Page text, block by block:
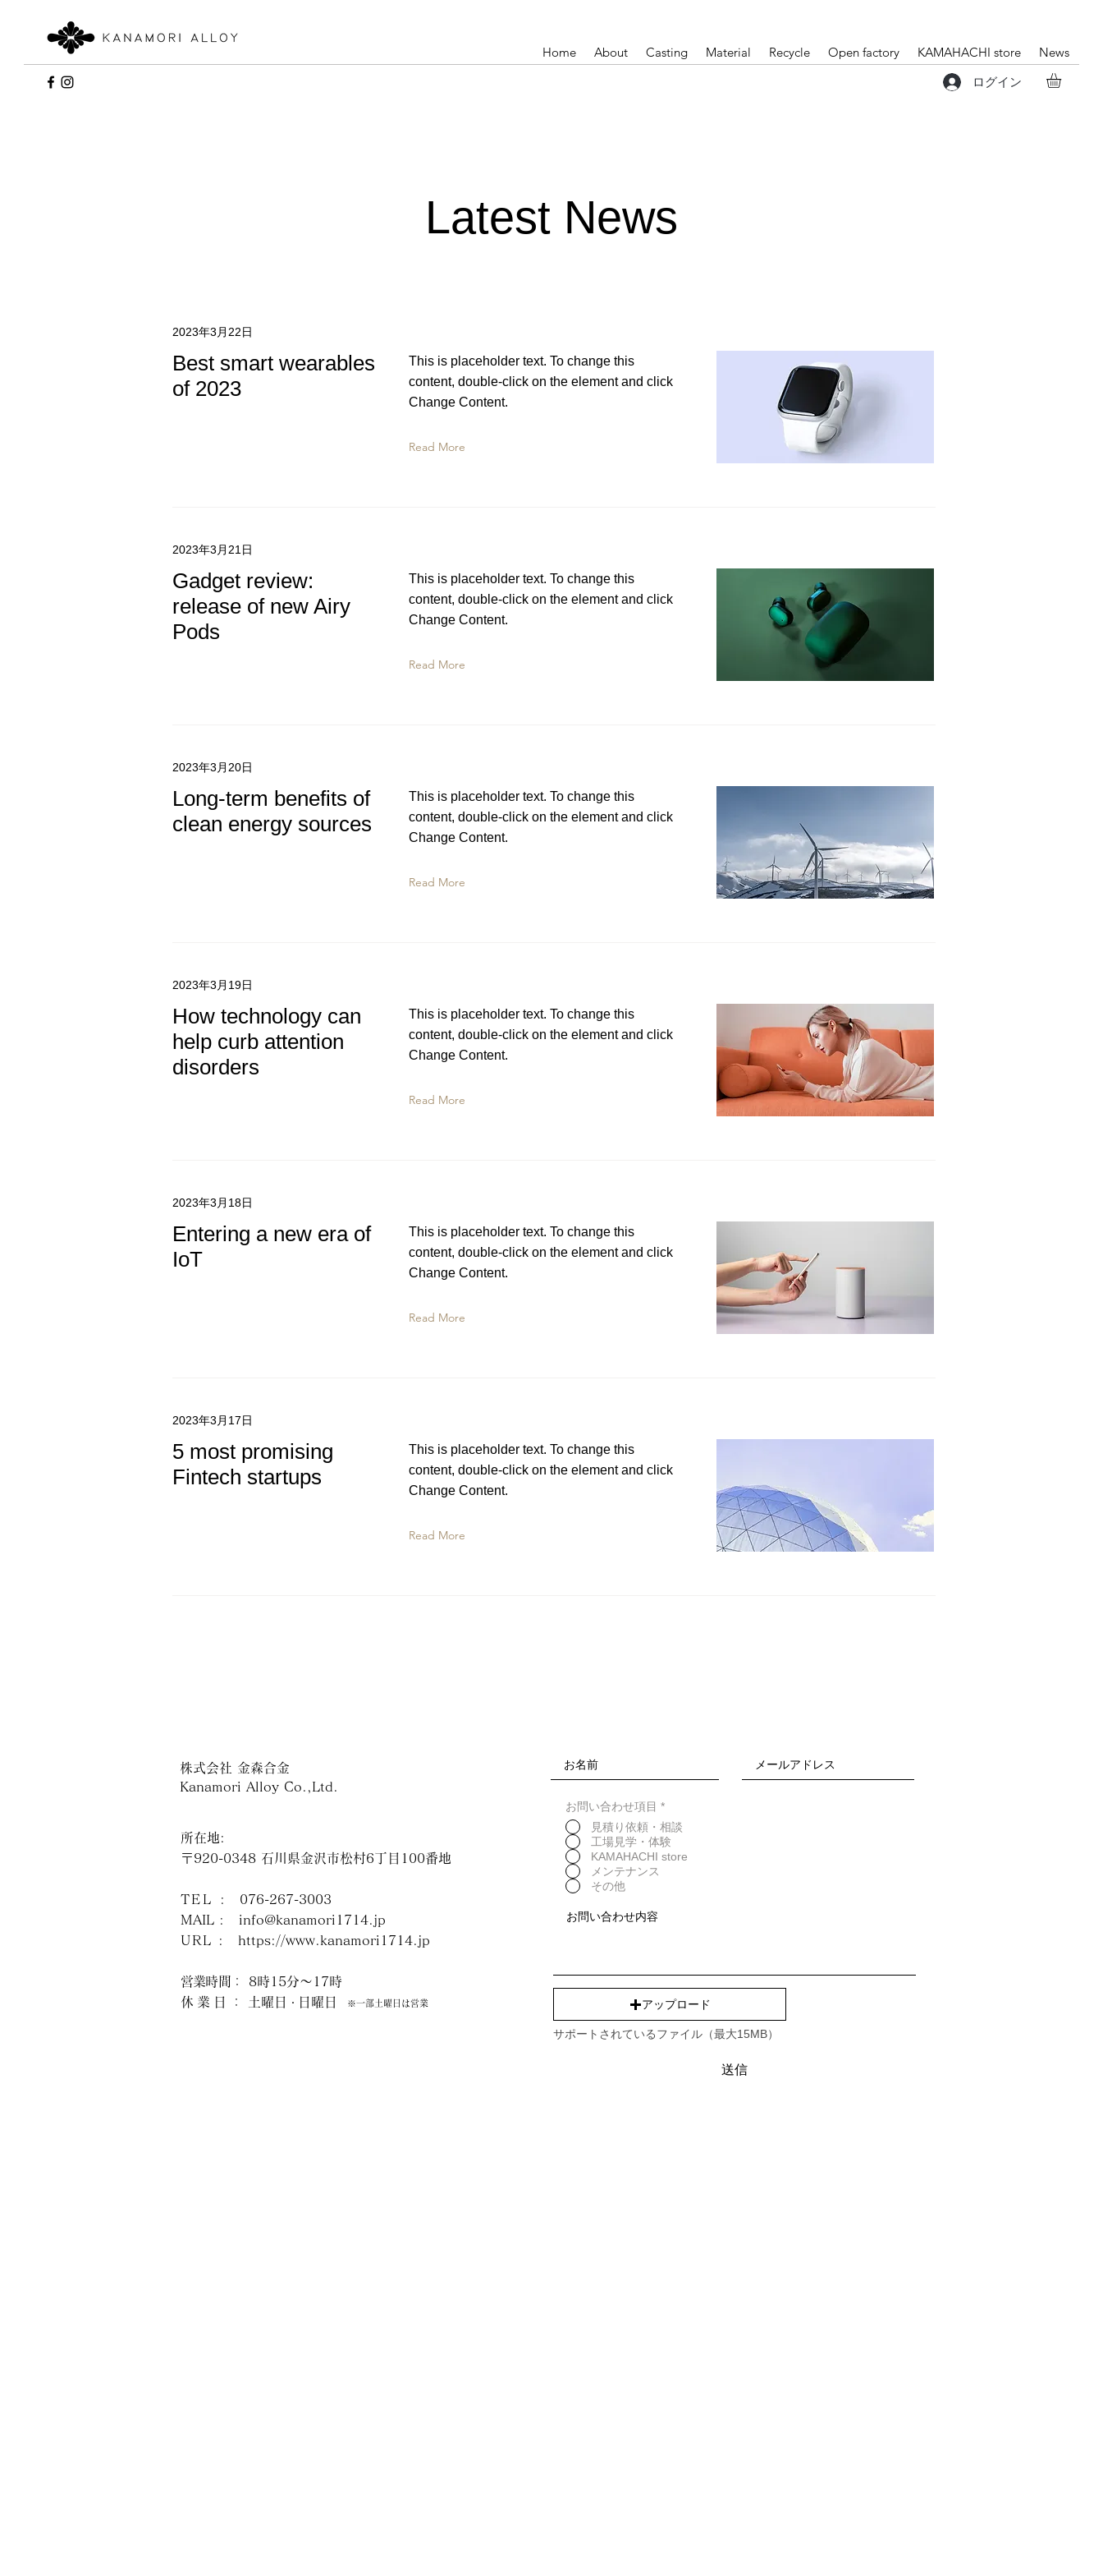
Home About Casting Material Recycle Open factory KAMAHACHI store News
ログイン
Latest News
2023年3月22日
Best smart wearables
of 2023
This is placeholder text. To change this
content, double-click on the element and click
Change Content.
Read More
2023年3月21日
Gadget review:
release of new Airy
Pods
This is placeholder text. To change this
content, double-click on the element and click
Change Content.
Read More
2023年3月20日
Long-term benefits of
clean energy sources
This is placeholder text. To change this
content, double-click on the element and click
Change Content.
Read More
2023年3月19日
How technology can
help curb attention
disorders
This is placeholder text. To change this
content, double-click on the element and click
Change Content.
Read More
2023年3月18日
Entering a new era of
IoT
This is placeholder text. To change this
content, double-click on the element and click
Change Content.
Read More
2023年3月17日
5 most promising
Fintech startups
This is placeholder text. To change this
content, double-click on the element and click
Change Content.
Read More
株式会社 金森合金
Kanamori Alloy Co.,Ltd.
所在地:
〒920-0348 石川県金沢市松村6丁目100番地
TEL
: 076-267-3003
MAIL : info@kanamori1714.jp
URL :https://www.kanamori1714.jp
営業時間： 8時15分～17時
休業日
： 土曜日 ・ 日曜日 ※一部土曜日は営業
お問い合わせ項目 *
見積り依頼・相談
工場見学・体験
KAMAHACHI store
メンテナンス
その他
アップロード
サポートされているファイル（最大15MB）
送信